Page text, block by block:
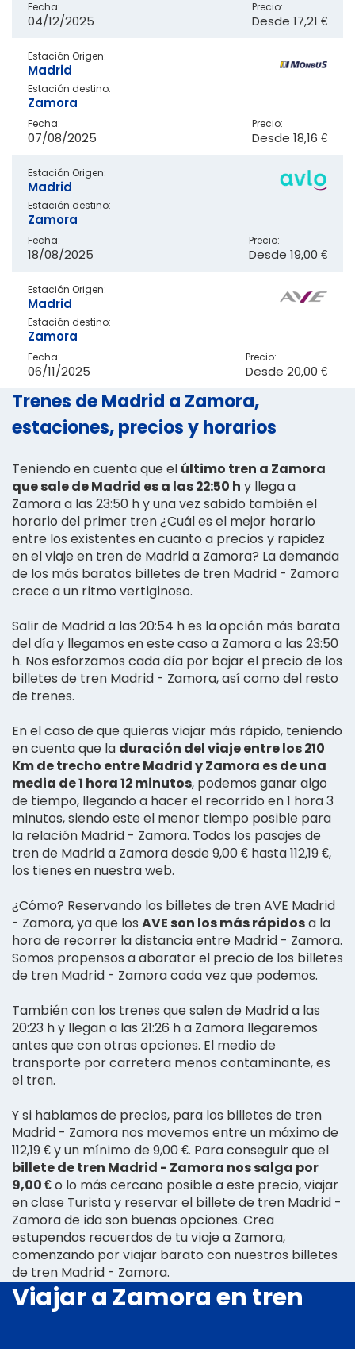
Fecha:
04/12/2025
Precio:
Desde 17,21 €
Estación Origen:
Madrid
Estación destino:
Zamora
Fecha:
07/08/2025
Precio:
Desde 18,16 €
Estación Origen:
Madrid
Estación destino:
Zamora
Fecha:
18/08/2025
Precio:
Desde 19,00 €
Estación Origen:
Madrid
Estación destino:
Zamora
Fecha:
06/11/2025
Precio:
Desde 20,00 €
Trenes de Madrid a Zamora,
estaciones, precios y horarios
Teniendo en cuenta que el último tren a Zamora
que sale de Madrid es a las 22:50 h y llega a
Zamora a las 23:50 h y una vez sabido también el
horario del primer tren ¿Cuál es el mejor horario
entre los existentes en cuanto a precios y rapidez
en el viaje en tren de Madrid a Zamora? La demanda
de los más baratos billetes de tren Madrid - Zamora
crece a un ritmo vertiginoso.
Salir de Madrid a las 20:54 h es la opción más barata
del día y llegamos en este caso a Zamora a las 23:50
h. Nos esforzamos cada día por bajar el precio de los
billetes de tren Madrid - Zamora, así como del resto
de trenes.
En el caso de que quieras viajar más rápido, teniendo
en cuenta que la duración del viaje entre los 210
Km de trecho entre Madrid y Zamora es de una
media de 1 hora 12 minutos, podemos ganar algo
de tiempo, llegando a hacer el recorrido en 1 hora 3
minutos, siendo este el menor tiempo posible para
la relación Madrid - Zamora. Todos los pasajes de
tren de Madrid a Zamora desde 9,00 € hasta 112,19 €,
los tienes en nuestra web.
¿Cómo? Reservando los billetes de tren AVE Madrid
- Zamora, ya que los AVE son los más rápidosa la
hora de recorrer la distancia entre Madrid - Zamora.
Somos propensos a abaratar el precio de los billetes
de tren Madrid - Zamora cada vez que podemos.
También con los trenes que salen de Madrid a las
20:23 h y llegan a las 21:26 h a Zamora llegaremos
antes que con otras opciones. El medio de
transporte por carretera menos contaminante, es
el tren.
Y si hablamos de precios, para los billetes de tren
Madrid - Zamora nos movemos entre un máximo de
112,19 € y un mínimo de 9,00 €. Para conseguir que el
billete de tren Madrid - Zamora nos salga por
9,00 €o lo más cercano posible a este precio, viajar
en clase Turista y reservar el billete de tren Madrid -
Zamora de ida son buenas opciones. Crea
estupendos recuerdos de tu viaje a Zamora,
comenzando por viajar barato con nuestros billetes
de tren Madrid - Zamora.
Viajar a Zamora en tren